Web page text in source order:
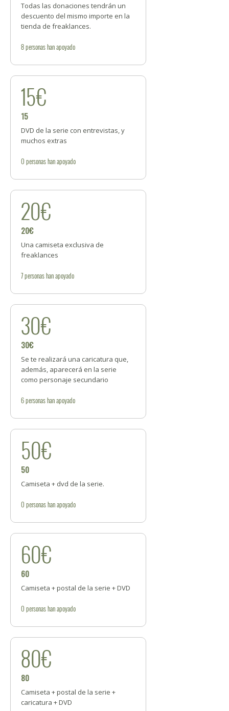
Todas las donaciones tendrán un
descuento del mismo importe en la
tienda de freaklances.
8personashan apoyado
15€
15
DVD de la serie con entrevistas, y
muchos extras
0 personashan apoyado
20€
20€
Una camiseta exclusiva de
freaklances
7personashan apoyado
30€
30€
Se te realizará una caricatura que,
además, aparecerá en la serie
como personaje secundario
6personashan apoyado
50€
50
Camiseta + dvd de la serie.
0 personashan apoyado
60€
60
Camiseta + postal de la serie + DVD
0 personashan apoyado
80€
80
Camiseta + postal de la serie +
caricatura + DVD